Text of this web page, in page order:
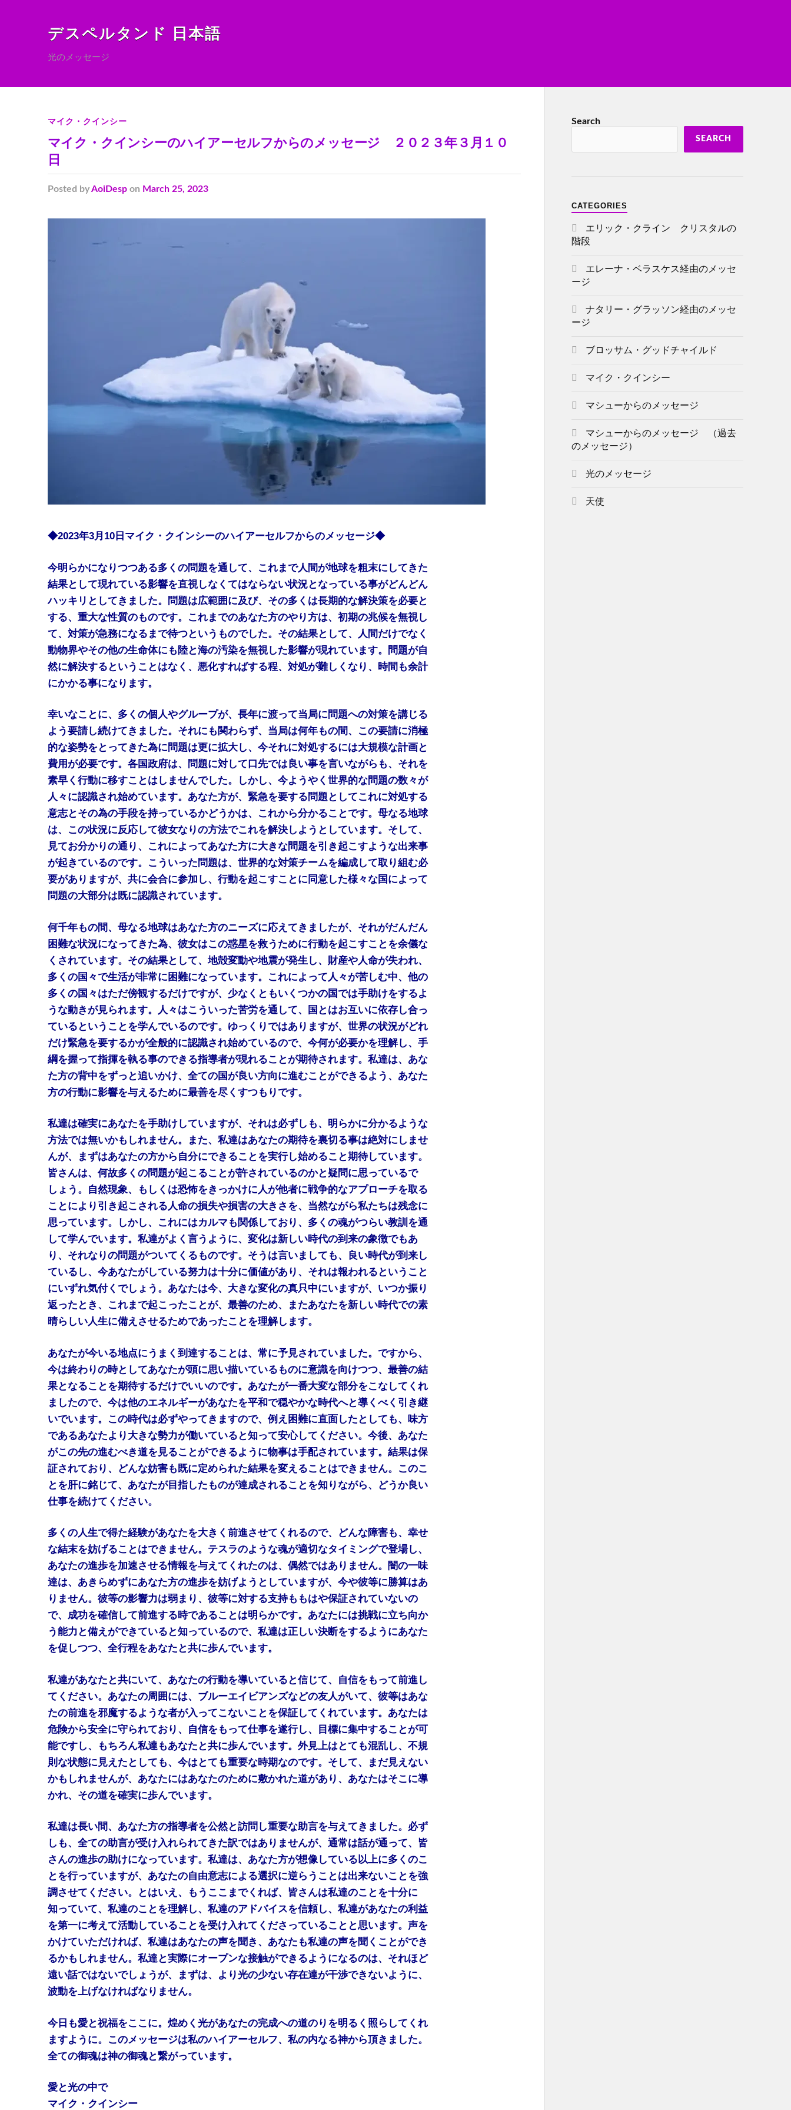
デスペルタンド 日本語
光のメッセージ
マイク・クインシー
マイク・クインシーのハイアーセルフからのメッセージ ２０２３年３月１０
日
Posted byAoiDesp on March 25, 2023
◆2023年3月10日マイク・クインシーのハイアーセルフからのメッセージ◆
今明らかになりつつある多くの問題を通して、これまで人間が地球を粗末にしてきた
結果として現れている影響を直視しなくてはならない状況となっている事がどんどん
ハッキリとしてきました。問題は広範囲に及び、その多くは長期的な解決策を必要と
する、重大な性質のものです。これまでのあなた方のやり方は、初期の兆候を無視し
て、対策が急務になるまで待つというものでした。その結果として、人間だけでなく
動物界やその他の生命体にも陸と海の汚染を無視した影響が現れています。問題が自
然に解決するということはなく、悪化すればする程、対処が難しくなり、時間も余計
にかかる事になります。
幸いなことに、多くの個人やグループが、長年に渡って当局に問題への対策を講じる
よう要請し続けてきました。それにも関わらず、当局は何年もの間、この要請に消極
的な姿勢をとってきた為に問題は更に拡大し、今それに対処するには大規模な計画と
費用が必要です。各国政府は、問題に対して口先では良い事を言いながらも、それを
素早く行動に移すことはしませんでした。しかし、今ようやく世界的な問題の数々が
人々に認識され始めています。あなた方が、緊急を要する問題としてこれに対処する
意志とその為の手段を持っているかどうかは、これから分かることです。母なる地球
は、この状況に反応して彼女なりの方法でこれを解決しようとしています。そして、
見てお分かりの通り、これによってあなた方に大きな問題を引き起こすような出来事
が起きているのです。こういった問題は、世界的な対策チームを編成して取り組む必
要がありますが、共に会合に参加し、行動を起こすことに同意した様々な国によって
問題の大部分は既に認識されています。
何千年もの間、母なる地球はあなた方のニーズに応えてきましたが、それがだんだん
困難な状況になってきた為、彼女はこの惑星を救うために行動を起こすことを余儀な
くされています。その結果として、地殻変動や地震が発生し、財産や人命が失われ、
多くの国々で生活が非常に困難になっています。これによって人々が苦しむ中、他の
多くの国々はただ傍観するだけですが、少なくともいくつかの国では手助けをするよ
うな動きが見られます。人々はこういった苦労を通して、国とはお互いに依存し合っ
ているということを学んでいるのです。ゆっくりではありますが、世界の状況がどれ
だけ緊急を要するかが全般的に認識され始めているので、今何が必要かを理解し、手
綱を握って指揮を執る事のできる指導者が現れることが期待されます。私達は、あな
た方の背中をずっと追いかけ、全ての国が良い方向に進むことができるよう、あなた
方の行動に影響を与えるために最善を尽くすつもりです。
私達は確実にあなたを手助けしていますが、それは必ずしも、明らかに分かるような
方法では無いかもしれません。また、私達はあなたの期待を裏切る事は絶対にしませ
んが、まずはあなたの方から自分にできることを実行し始めること期待しています。
皆さんは、何故多くの問題が起こることが許されているのかと疑問に思っているで
しょう。自然現象、もしくは恐怖をきっかけに人が他者に戦争的なアプローチを取る
ことにより引き起こされる人命の損失や損害の大きさを、当然ながら私たちは残念に
思っています。しかし、これにはカルマも関係しており、多くの魂がつらい教訓を通
して学んでいます。私達がよく言うように、変化は新しい時代の到来の象徴でもあ
り、それなりの問題がついてくるものです。そうは言いましても、良い時代が到来し
ているし、今あなたがしている努力は十分に価値があり、それは報われるということ
にいずれ気付くでしょう。あなたは今、大きな変化の真只中にいますが、いつか振り
返ったとき、これまで起こったことが、最善のため、またあなたを新しい時代での素
晴らしい人生に備えさせるためであったことを理解します。
あなたが今いる地点にうまく到達することは、常に予見されていました。ですから、
今は終わりの時としてあなたが頭に思い描いているものに意識を向けつつ、最善の結
果となることを期待するだけでいいのです。あなたが一番大変な部分をこなしてくれ
ましたので、今は他のエネルギーがあなたを平和で穏やかな時代へと導くべく引き継
いでいます。この時代は必ずやってきますので、例え困難に直面したとしても、味方
であるあなたより大きな勢力が働いていると知って安心してください。今後、あなた
がこの先の進むべき道を見ることができるように物事は手配されています。結果は保
証されており、どんな妨害も既に定められた結果を変えることはできません。このこ
とを肝に銘じて、あなたが目指したものが達成されることを知りながら、どうか良い
仕事を続けてください。
多くの人生で得た経験があなたを大きく前進させてくれるので、どんな障害も、幸せ
な結末を妨げることはできません。テスラのような魂が適切なタイミングで登場し、
あなたの進歩を加速させる情報を与えてくれたのは、偶然ではありません。闇の一味
達は、あきらめずにあなた方の進歩を妨げようとしていますが、今や彼等に勝算はあ
りません。彼等の影響力は弱まり、彼等に対する支持ももはや保証されていないの
で、成功を確信して前進する時であることは明らかです。あなたには挑戦に立ち向か
う能力と備えができていると知っているので、私達は正しい決断をするようにあなた
を促しつつ、全行程をあなたと共に歩んでいます。
私達があなたと共にいて、あなたの行動を導いていると信じて、自信をもって前進し
てください。あなたの周囲には、ブルーエイビアンズなどの友人がいて、彼等はあな
たの前進を邪魔するような者が入ってこないことを保証してくれています。あなたは
危険から安全に守られており、自信をもって仕事を遂行し、目標に集中することが可
能ですし、もちろん私達もあなたと共に歩んでいます。外見上はとても混乱し、不規
則な状態に見えたとしても、今はとても重要な時期なのです。そして、まだ見えない
かもしれませんが、あなたにはあなたのために敷かれた道があり、あなたはそこに導
かれ、その道を確実に歩んでいます。
私達は長い間、あなた方の指導者を公然と訪問し重要な助言を与えてきました。必ず
しも、全ての助言が受け入れられてきた訳ではありませんが、通常は話が通って、皆
さんの進歩の助けになっています。私達は、あなた方が想像している以上に多くのこ
とを行っていますが、あなたの自由意志による選択に逆らうことは出来ないことを強
調させてください。とはいえ、もうここまでくれば、皆さんは私達のことを十分に
知っていて、私達のことを理解し、私達のアドバイスを信頼し、私達があなたの利益
を第一に考えて活動していることを受け入れてくださっていることと思います。声を
かけていただければ、私達はあなたの声を聞き、あなたも私達の声を聞くことができ
るかもしれません。私達と実際にオープンな接触ができるようになるのは、それほど
遠い話ではないでしょうが、まずは、より光の少ない存在達が干渉できないように、
波動を上げなければなりません。
今日も愛と祝福をここに。煌めく光があなたの完成への道のりを明るく照らしてくれ
ますように。このメッセージは私のハイアーセルフ、私の内なる神から頂きました。
全ての御魂は神の御魂と繋がっています。
愛と光の中で
マイク・クインシー
Search
SEARCH
CATEGORIES
エリック・クライン クリスタルの
階段
エレーナ・ベラスケス経由のメッセ
ージ
ナタリー・グラッソン経由のメッセ
ージ
ブロッサム・グッドチャイルド
マイク・クインシー
マシューからのメッセージ
マシューからのメッセージ （過去
のメッセージ）
光のメッセージ
天使